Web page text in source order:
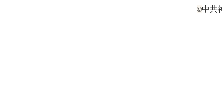
©中共